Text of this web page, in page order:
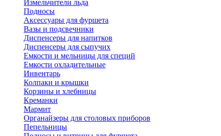
Измельчители льда
Подносы
Аксессуары для фуршета
Вазы и подсвечники
Диспенсеры для напитков
Диспенсеры для сыпучих
Емкости и мельницы для специй
Емкости охладительные
Инвентарь
Колпаки и крышки
Корзины и хлебницы
Креманки
Мармит
Органайзеры для столовых приборов
Пепельницы